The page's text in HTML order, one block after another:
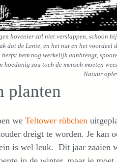
hovenier zal niet verslappen, schoon
dat de Lente, en het nut en het
herfst hem nog werkelijk aanbrengt,
zou toch de mensch moeten
Natuur
planten
we Teltower rübchen
dreigt te worden. Je kan
is wel leuk. Dit jaar zaaien